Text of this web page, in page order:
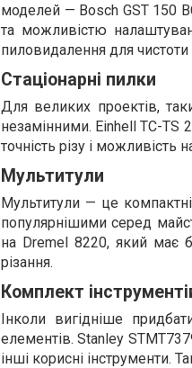
моделей — Bosch GST 150
та можливістю
пиловидалення для чистоти
Стаціонарні пилки
Для великих проектів,
незамінними. Einhell TC-TS
точність різу і можливість
Мультитули
Мультитули — це
популярнішими серед
на Dremel 8220, який має
різання.
Комплект
Інколи вигідніше
елементів. Stanley
інші корисні інструменти.